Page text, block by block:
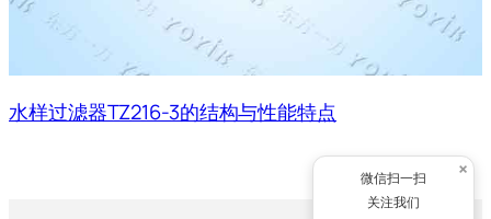
水样过滤器TZ216-3的结构与性能特点
×
微信扫一扫
关注我们